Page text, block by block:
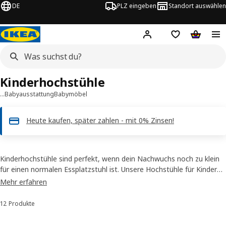
DE PLZ eingeben Standort auswählen
Hej! Hier einloggen
Merkzettel
…BabyausstattungBabymöbel
Heute kaufen, später zahlen - mit 0% Zinsen!
Kinderhochstühle
Kinderhochstühle sind perfekt, wenn dein Nachwuchs noch zu klein
für einen normalen Essplatzstuhl ist. Unsere Hochstühle für Kinder
und Babys geben die Unabhängigkeit, sich selbstständig erhöht zu
unterschiedlichsten Esstischen. Du suchst nach einem
Mehr erfahren
Sortieren und Filtern
12 Produkte